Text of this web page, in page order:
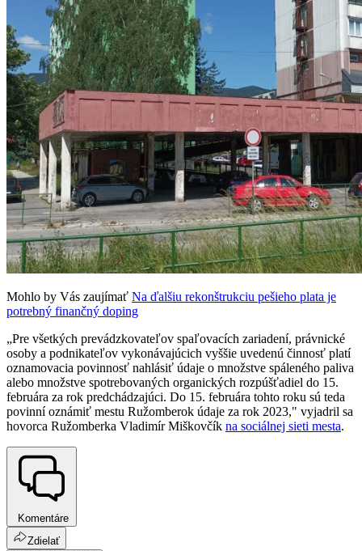
Mohlo by Vás zaujímať Na ďalšiu rekonštrukciu pešieho plata je
potrebný finančný doping
„Pre všetkých prevádzkovateľov spaľovacích zariadení, právnické
osoby a podnikateľov vykonávajúcich vyššie uvedenú činnosť platí
oznamovacia povinnosť nahlásiť údaje o množstve spáleného paliva
alebo množstve spotrebovaných organických rozpúšťadiel do 15.
februára za rok predchádzajúci. Do 15. februára tohto roku sú teda
povinní oznámiť mestu Ružomberok údaje za rok 2023," vyjadril sa
hovorca Ružomberka Vladimír Miškovčík na sociálnej sieti mesta.
Komentáre
Zdielať